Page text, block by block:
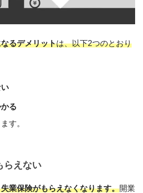
るデメリットは、以下2つのとおり
る
す。
らえない
失業保険がもらえなくなります。開業